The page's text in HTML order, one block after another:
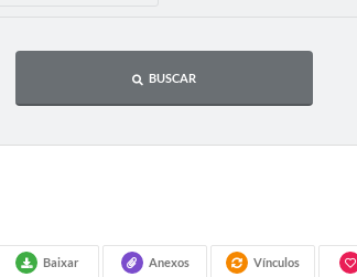
BUSCAR
Baixar Anexos Vínculos